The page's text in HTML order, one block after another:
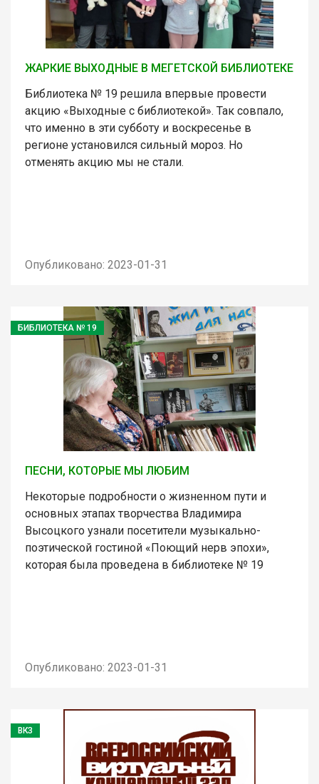
ЖАРКИЕ ВЫХОДНЫЕ В МЕГЕТСКОЙ БИБЛИОТЕКЕ
Библиотека № 19 решила впервые провести
акцию «Выходные с библиотекой». Так совпало,
что именно в эти субботу и воскресенье в
регионе установился сильный мороз. Но
отменять акцию мы не стали.
Опубликовано: 2023-01-31
БИБЛИОТЕКА № 19
ПЕСНИ, КОТОРЫЕ МЫ ЛЮБИМ
Некоторые подробности о жизненном пути и
основных этапах творчества Владимира
Высоцкого узнали посетители музыкально-
поэтической гостиной «Поющий нерв эпохи»,
которая была проведена в библиотеке № 19
Опубликовано: 2023-01-31
ВКЗ